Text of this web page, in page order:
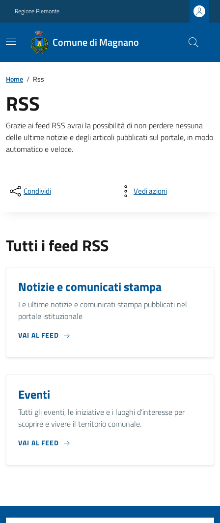
Regione Piemonte
Comune di Magnano
Home / Rss
RSS
Grazie ai feed RSS avrai la possibilità di non perdere nessuna
delle ultime notizie e degli articoli pubblicati sul portale, in modo
automatico e veloce.
Condividi Vedi azioni
Tutti i feed RSS
Notizie e comunicati stampa
Le ultime notizie e comunicati stampa pubblicati nel
portale istituzionale
VAI AL FEED
Eventi
Tutti gli eventi, le iniziative e i luoghi d’interesse per
scoprire e vivere il territorio comunale.
VAI AL FEED